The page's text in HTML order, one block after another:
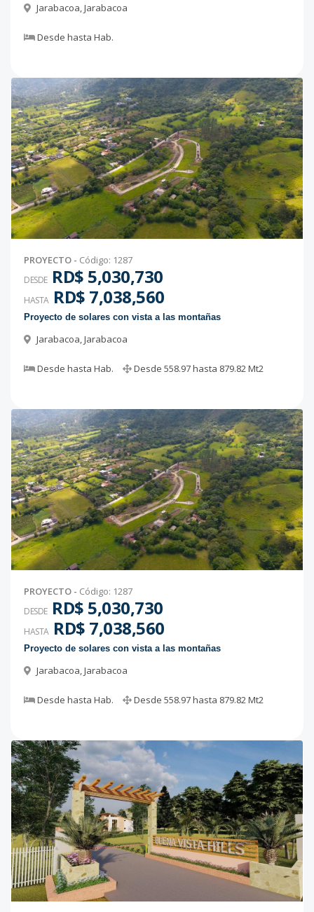
Jarabacoa,Jarabacoa
Desde hasta Hab.
PROYECTO - Código: 1287
DESDE RD$ 5,030,730
HASTA RD$ 7,038,560
Proyecto de solares con vista a las montañas
Jarabacoa,Jarabacoa
Desde hasta Hab. Desde 558.97hasta 879.82Mt2
PROYECTO - Código: 1287
DESDE RD$ 5,030,730
HASTA RD$ 7,038,560
Proyecto de solares con vista a las montañas
Jarabacoa,Jarabacoa
Desde hasta Hab. Desde 558.97hasta 879.82Mt2